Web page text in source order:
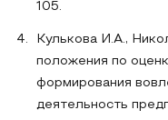
105.
Кулькова И.А.,
положения по
формирования
деятельность